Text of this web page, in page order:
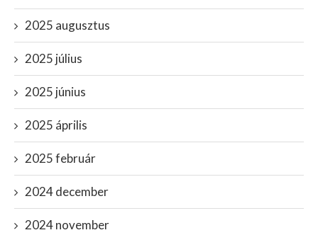
2025 augusztus
2025 július
2025 június
2025 április
2025 február
2024 december
2024 november